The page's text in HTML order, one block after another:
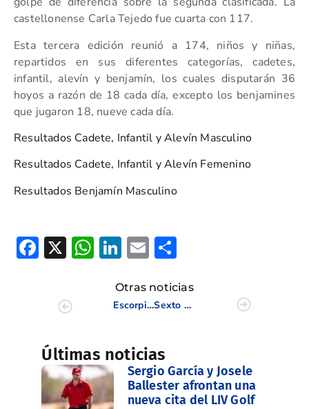
castellonense Carla Tejedo fue cuarta con 117.
Esta tercera edición reunió a 174, niños y niñas,
repartidos en sus diferentes categorías, cadetes,
infantil, alevín y benjamín, los cuales disputarán 36
hoyos a razón de 18 cada día, excepto los benjamines
que jugaron 18, nueve cada día.
Resultados Cadete, Infantil y Alevín Masculino
Resultados Cadete, Infantil y Alevín Femenino
Resultados Benjamín Masculino
Facebook
X WhatsApp
LinkedIn
Email
Otras noticias
Escorpión se proclama Campeón de España en el Interclubes Infantil
Sexto puesto para las chicas del Sub 25 en el Interterritorial Femenino Sub 25
Últimas noticias
Sergio García y Josele
Ballester afrontan una
nueva cita del LIV Golf